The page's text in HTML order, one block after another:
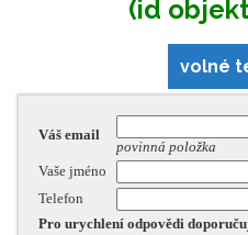
(id
volné